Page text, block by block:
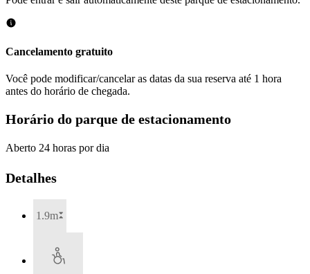
Cancelamento gratuito
Você pode modificar/cancelar as datas da sua reserva até 1 hora
antes do horário de chegada.
Horário do parque de estacionamento
Aberto 24 horas por dia
Detalhes
1.9m